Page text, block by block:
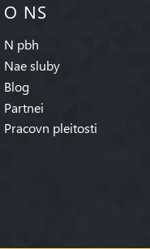
O NS
N pbh
Nae sluby
Blog
Partnei
Pracovn pleitosti